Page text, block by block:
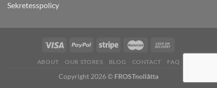
Sekretesspolicy
ABOUT OUR STORES BLOG CONTACT FAQ
Copyright 2026 © FROSTnollåtta